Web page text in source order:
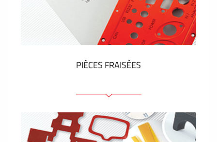
Étiquettes en plastique et tags
VOIR PLUS
PIÈCES FRAISÉES
Face avant ou arrière en aluminium ou matière
plastique
Panneaux anodisés